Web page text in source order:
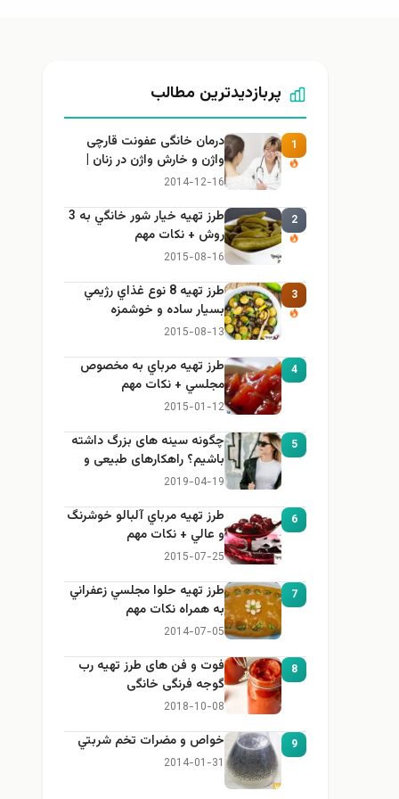
پربازدیدترین مطالب
1
درمان خانگی عفونت قارچی
واژن و خارش واژن در زنان |
راهنمای کامل، ایمن و کاربردی
2014-12-16
2
طرز تهيه خیار شور خانگي به 3
روش + نكات مهم
2015-08-16
3
طرز تهيه 8 نوع غذاي رژيمي
بسيار ساده و خوشمزه
2015-08-13
4
طرز تهيه مرباي به مخصوص
مجلسي + نكات مهم
2015-01-12
5
چگونه سینه های بزرگ داشته
باشیم؟ راهکارهای طبیعی و
خانگی برای بزرگ کردن سینه
2019-04-19
6
طرز تهيه مرباي آلبالو خوشرنگ
و عالي + نكات مهم
2015-07-25
7
طرز تهيه حلوا مجلسي زعفراني
به همراه نكات مهم
2014-07-05
8
فوت و فن های طرز تهیه رب
گوجه فرنگی خانگی
2018-10-08
9 خواص و مضرات تخم شربتي
2014-01-31